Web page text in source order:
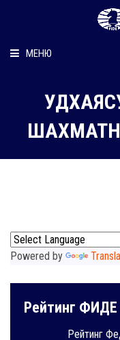
МЕНЮ
Рейтинг шахматиста
Персональный
Powered by
Рейтинг ФИДЕ
Рейтинг